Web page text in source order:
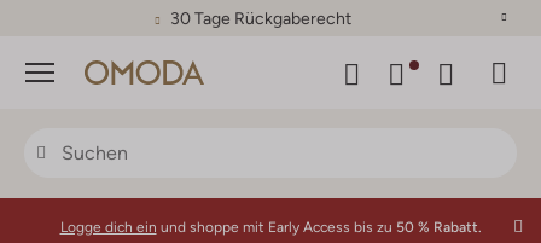
30 Tage Rückgaberecht
Menü
Logge dich ein und shoppe mit Early Access bis zu 50 % Rabatt.